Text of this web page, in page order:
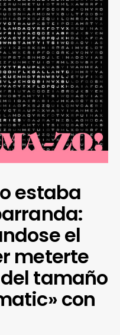
estaba
el
meterte
tamaño
con